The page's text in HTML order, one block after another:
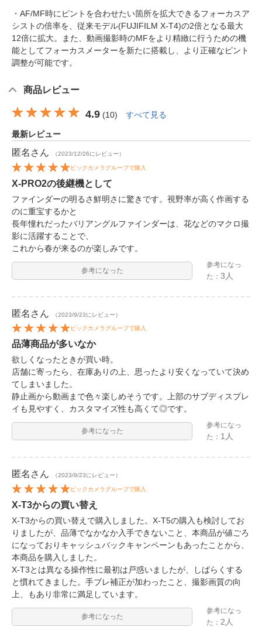
・AF/MF時にピントを合わせたい箇所を拡大できるフォーカスア
シストの倍率を、従来モデル(FUJIFILM X-T4)の2倍となる最大
12倍に拡大。また、動画撮影時のMFをより精緻に行うための機
能としてフォーカスメーターを新たに搭載し、より正確なピント
調整が可能です。
商品レビュー
4.9 (10) すべて見る
最新レビュー
匿名 さん （2023/12/26にレビュー）
ビックカメラグループで購入
X-PRO2の後継機として
ファインダーの明るさ鮮明さに驚きです。視野率が高く作画する
のに重宝するかと
長年憧れだったバリアングルファインダーは、花などのマクロ撮
影に活躍することで、
これから春が来るのが楽しみです。
参考になった
参考になっ
た：3人
匿名 さん （2023/9/23にレビュー）
ビックカメラグループで購入
品薄商品が多いなか
欲しくなったときが買い時。
店舗に寄ったら、在庫ありの上、思ったより安くなっていて決め
てしまいました。
静止画から動画まで色々楽しめそうです。上部のサブディスプレ
イも見やすく、カスタマイズ性も高くて◎です。
参考になった
参考になっ
た： 1人
匿名 さん （2023/9/23にレビュー）
ビックカメラグループで購入
X-T3からの買い替え
X-T3からの買い替えで購入しました。X-T5の購入も検討してお
りましたが、品薄でなかなか入手できないこと、本商品が値ごろ
になっておりキャッシュバックキャンペーンもあったことから、
本商品を購入しました。
X-T3とは異なる操作性に最初は戸惑いましたが、しばらくする
と慣れてきました。手ブレ補正が加わったこと、撮影画質の向
上、もあり非常に満足しています。
参考になった
参考になっ
た： 2人